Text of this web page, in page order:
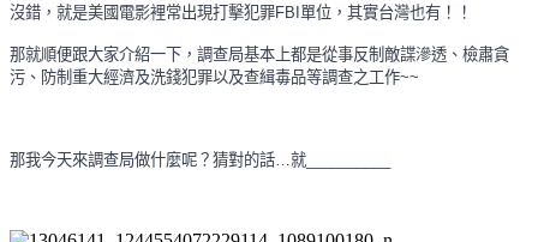
沒錯，就是美國電影裡常出現打擊犯罪FBI 單位，其實台灣也有！！
那就順便跟大家介紹一下，調查局基本上都是從事反制敵諜滲透、檢肅貪
污、防制重大經濟及洗錢犯罪以及查緝毒品等調查之工作~~
那我今天來調查局做什麼呢？猜對的話 就